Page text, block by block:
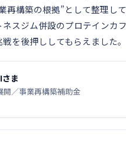
再構築の根拠”として整理し
ネスジム併設のプロテインカ
を後押ししてもらえました。
ま
開／事業再構築補助金